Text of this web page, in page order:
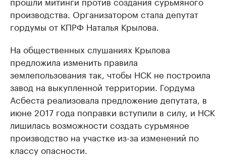
производства. Организатором стала депутат
гордумы от КПРФ Наталья Крылова.
На общественных слушаниях Крылова
предложила изменить правила
землепользования так, чтобы НСК не построила
завод на выкупленной территории. Гордума
Асбеста реализовала предложение депутата, в
июне 2017 года поправки вступили в силу, и НСК
лишилась возможности создать сурьмяное
производство на участке из-за изменений по
классу опасности.